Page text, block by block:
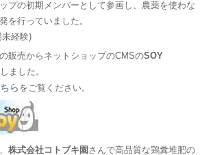
プの初期メンバーとして参画し、農薬を使わな
を行っていました。
経験)
販売からネットショップのCMSのSOY
ました。
ら をご覧ください。
株式会社コトブキ園 さんで高品質な鶏糞堆肥の